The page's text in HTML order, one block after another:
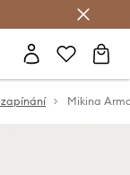
zapínání Mikina